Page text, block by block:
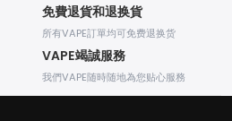
免費退貨和退换貨
所有VAPE訂單均可免费退换货
VAPE竭誠服務
我們VAPE随時随地為您贴心服務